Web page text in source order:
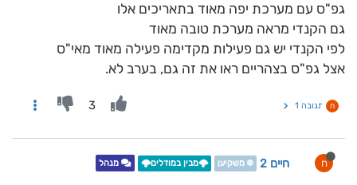
גפ"ס עם מערכת יפה מאוד בתאריכים אלו
גם הקנדי מראה מערכת טובה מאוד
לפי הקנדי יש גם פעילות מקדימה פעילה מאוד מאי"ס
אצל גפ"ס בצהריים ראו את זה גם, בערב לא.
ח תגובה 1 3
ח חיים 2 ❄️ משקיען 🌩️מבין במודלים🌩️ מנהל